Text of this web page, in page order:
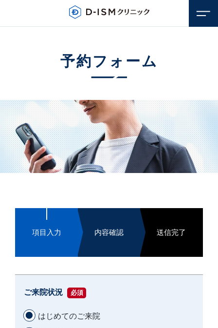
顔のお悩み
シワ
クマ
ほくろ・いぼ
若返り・アンチエイジング
医療脱毛
アートメイク
ヘアアートメイク
予約フォーム
項目入力 内容確認 送信完了
ご来院状況 必須
はじめてのご来院